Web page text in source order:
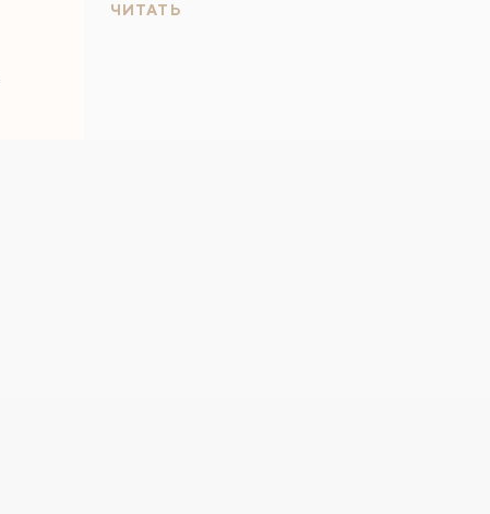
ЧИТАТЬ